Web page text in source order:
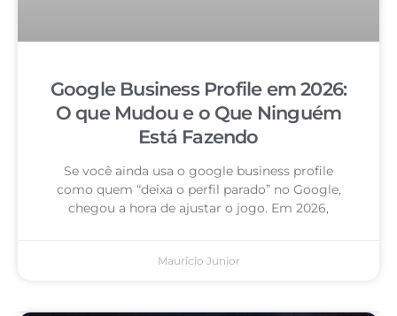
Google Business Profile em 2026:
O que Mudou e o Que Ninguém
Está Fazendo
Se você ainda usa o google business profile
como quem “deixa o perfil parado” no Google,
chegou a hora de ajustar o jogo. Em 2026,
Mauricio Junior